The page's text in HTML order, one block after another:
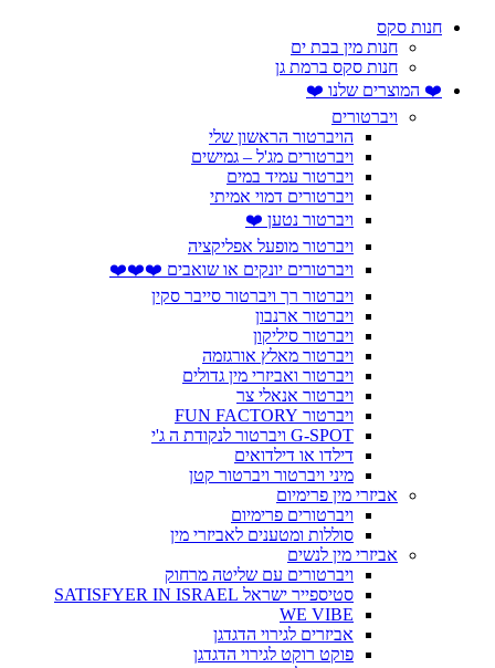
חנות סקס
חנות מין בבת ים
חנות סקס ברמת גן
❤️ המוצרים שלנו ❤️
ויברטורים
הויברטור הראשון שלי
ויברטורים מג'ל – גמישים
ויברטור עמיד במים
ויברטורים דמוי אמיתי
ויברטור נטען ❤️
ויברטור מופעל אפליקציה
ויברטורים יונקים או שואבים ❤️❤️❤️
ויברטור רך ויברטור סייבר סקין
ויברטור ארנבון
ויברטור סיליקון
ויברטור מאלץ אורגזמה
ויברטור ואביזרי מין גדולים
ויברטור אנאלי צר
ויברטור FUN FACTORY
G-SPOT ויברטור לנקודת ה ג'י
דילדו או דילדואים
מיני ויברטור ויברטור קטן
אביזרי מין פרימיום
ויברטורים פרימיום
סוללות ומטענים לאביזרי מין
אביזרי מין לנשים
ויברטורים עם שליטה מרחוק
סטיספייר ישראל SATISFYER IN ISRAEL
WE VIBE
אביזרים לגירוי הדגדגן
פוקט רוקט לגירוי הדגדגן